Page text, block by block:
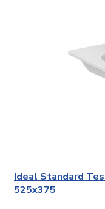
Ideal Standard
525x375